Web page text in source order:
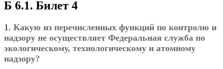
Б 6.1. Билет 4
1. Какую из перечисленных функций по контролю и
надзору не осуществляет Федеральная служба по
экологическому, технологическому и атомному
надзору?